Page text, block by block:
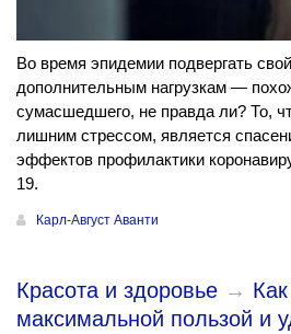
Во время эпидемии подвергать
дополнительным нагрузкам —
сумасшедшего, не правда ли? То,
лишним стрессом, является
эффектов профилактики
19.
Карл-Август Аванти
Красота и здоровье →
максимальной пользой и